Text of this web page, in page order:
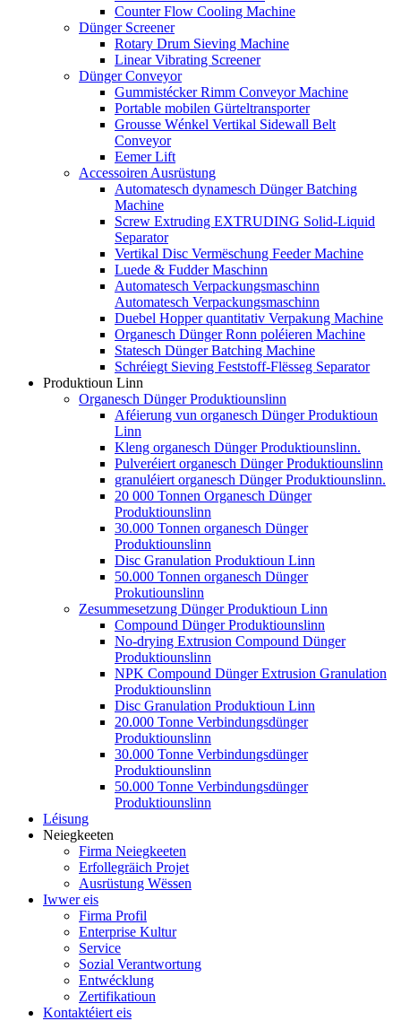
Counter Flow Cooling Machine
Dünger Screener
Rotary Drum Sieving Machine
Linear Vibrating Screener
Dünger Conveyor
Gummistécker Rimm Conveyor Machine
Portable mobilen Gürteltransporter
Grousse Wénkel Vertikal Sidewall Belt
Conveyor
Eemer Lift
Accessoiren Ausrüstung
Automatesch dynamesch Dünger Batching
Machine
Screw Extruding EXTRUDING Solid-Liquid
Separator
Vertikal Disc Vermëschung Feeder Machine
Luede & Fudder Maschinn
Automatesch Verpackungsmaschinn
Automatesch Verpackungsmaschinn
Duebel Hopper quantitativ Verpakung Machine
Organesch Dünger Ronn poléieren Machine
Statesch Dünger Batching Machine
Schréiegt Sieving Feststoff-Flësseg Separator
Produktioun Linn
Organesch Dünger Produktiounslinn
Aféierung vun organesch Dünger Produktioun
Linn
Kleng organesch Dünger Produktiounslinn.
Pulveréiert organesch Dünger Produktiounslinn
granuléiert organesch Dünger Produktiounslinn.
20 000 Tonnen Organesch Dünger
Produktiounslinn
30.000 Tonnen organesch Dünger
Produktiounslinn
Disc Granulation Produktioun Linn
50.000 Tonnen organesch Dünger
Prokutiounslinn
Zesummesetzung Dünger Produktioun Linn
Compound Dünger Produktiounslinn
No-drying Extrusion Compound Dünger
Produktiounslinn
NPK Compound Dünger Extrusion Granulation
Produktiounslinn
Disc Granulation Produktioun Linn
20.000 Tonne Verbindungsdünger
Produktiounslinn
30.000 Tonne Verbindungsdünger
Produktiounslinn
50.000 Tonne Verbindungsdünger
Produktiounslinn
Léisung
Neiegkeeten
Firma Neiegkeeten
Erfollegräich Projet
Ausrüstung Wëssen
Iwwer eis
Firma Profil
Enterprise Kultur
Service
Sozial Verantwortung
Entwécklung
Zertifikatioun
Kontaktéiert eis